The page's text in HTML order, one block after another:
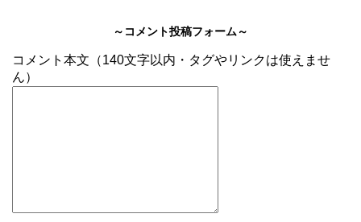
～コメント投稿フォーム～
コメント本文（140文字以内・タグやリンクは使えませ
ん）